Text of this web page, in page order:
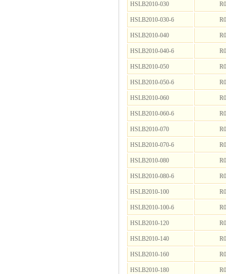
HSLB2010-030
HSLB2010-030-6
HSLB2010-040
HSLB2010-040-6
HSLB2010-050
HSLB2010-050-6
HSLB2010-060
HSLB2010-060-6
HSLB2010-070
HSLB2010-070-6
HSLB2010-080
HSLB2010-080-6
HSLB2010-100
HSLB2010-100-6
HSLB2010-120
HSLB2010-140
HSLB2010-160
HSLB2010-180